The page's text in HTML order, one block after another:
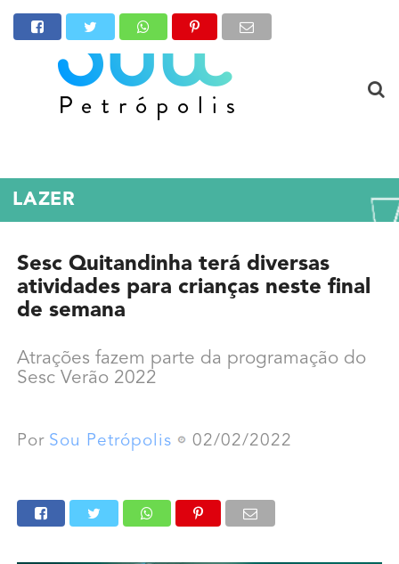
LAZER
Sesc Quitandinha terá diversas
atividades para crianças neste final
de semana
Atrações fazem parte da programação do
Sesc Verão 2022
Por Sou Petrópolis 02/02/2022